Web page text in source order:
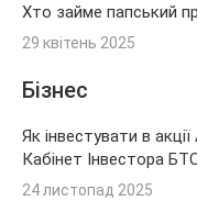
Хто займе папський
29 квітень 2025
Бізнес
Як інвестувати в
Кабінет Інвестора
24 листопад 2025